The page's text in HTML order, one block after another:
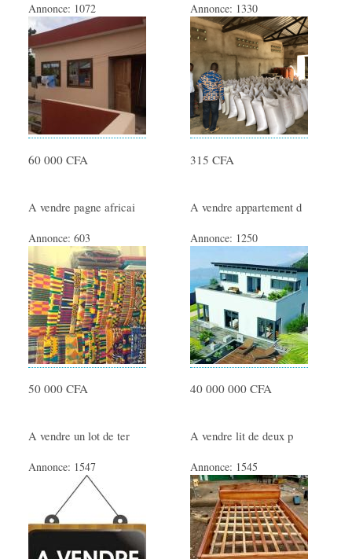
Annonce: 1072
60 000 CFA
Annonce: 1330
315 CFA
A vendre pagne africai
Annonce: 603
50 000 CFA
A vendre appartement d
Annonce: 1250
40 000 000 CFA
A vendre un lot de ter
Annonce: 1547
A vendre lit de deux p
Annonce: 1545